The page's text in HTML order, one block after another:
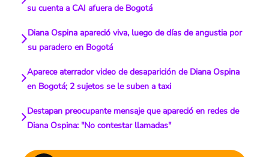
su cuenta a CAI afuera de Bogotá
Diana Ospina apareció viva, luego de días de angustia por
su paradero en Bogotá
Aparece aterrador video de desaparición de Diana Ospina
en Bogotá; 2 sujetos se le suben a taxi
Destapan preocupante mensaje que apareció en redes de
Diana Ospina: "No contestar llamadas"